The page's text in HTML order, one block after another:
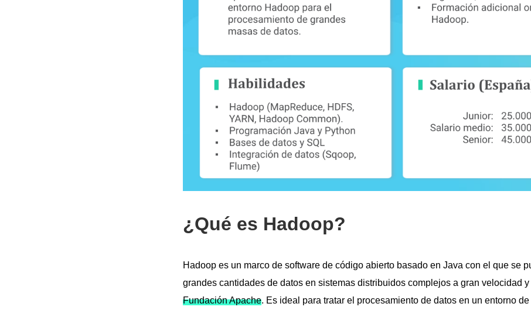
¿Qué es Hadoop?
Hadoop es un marco de software de código abierto basado en Java con el que se
grandes cantidades de datos en sistemas distribuidos complejos a gran velocidad
Fundación Apache. Es ideal para tratar el procesamiento de datos en un entorno